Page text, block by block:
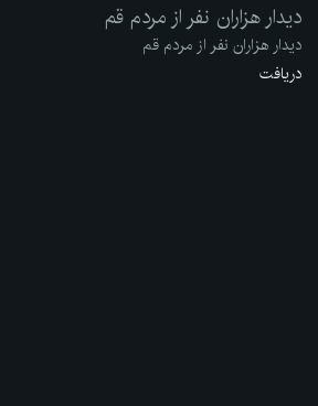
دیدار هزاران نفر از مردم قم
دیدار هزاران نفر از مردم قم
دریافت